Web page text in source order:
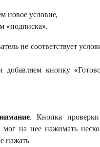
новое условие;
«подписка».
не соответствует
добавляем кнопку
. Кнопка
мог на нее нажимать
нажать.